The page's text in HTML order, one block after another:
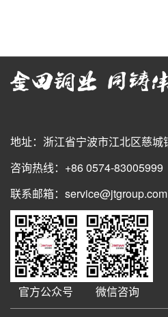
地址：浙江省宁波市江北区慈城
咨询热线：+86 0574-83005999
联系邮箱：
官方公众号 微信咨询